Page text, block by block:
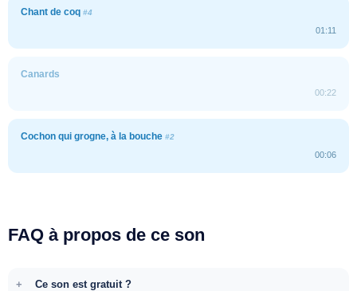
Chant de coq #4
01:11
Canards
00:22
Cochon qui grogne, à la bouche #2
00:06
FAQ à propos de ce son
Ce son est gratuit ?